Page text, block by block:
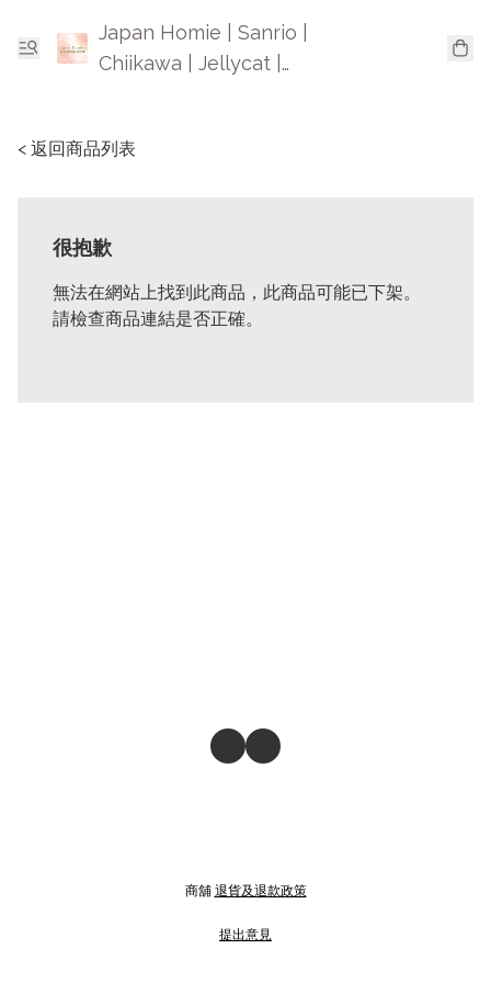
Japan Homie | Sanrio |
Chiikawa | Jellycat |
< 返回商品列表
很抱歉
無法在網站上找到此商品，此商品可能已下架。
請檢查商品連結是否正確。
商舖 退貨及退款政策
提出意見